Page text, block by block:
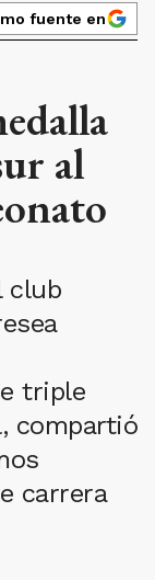
fuente en
al
club
triple
compartió
carrera